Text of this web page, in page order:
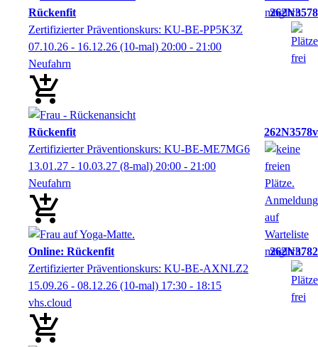
Rückenfit
262N3578
Zertifizierter Präventionskurs: KU-BE-PP5K3Z
07.10.26 - 16.12.26 (10-mal) 20:00 - 21:00
Neufahrn
Rückenfit
262N3578v
Zertifizierter Präventionskurs: KU-BE-ME7MG6
13.01.27 - 10.03.27 (8-mal) 20:00 - 21:00
Neufahrn
Online: Rückenfit
262N3782
Zertifizierter Präventionskurs: KU-BE-AXNLZ2
15.09.26 - 08.12.26 (10-mal) 17:30 - 18:15
vhs.cloud